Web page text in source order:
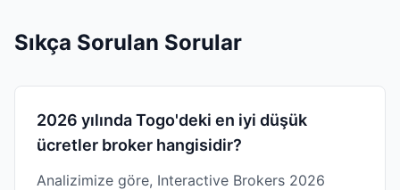
Sıkça Sorulan Sorular
2026 yılında Togo'deki en iyi düşük
ücretler broker hangisidir?
Analizimize göre, Interactive Brokers 2026